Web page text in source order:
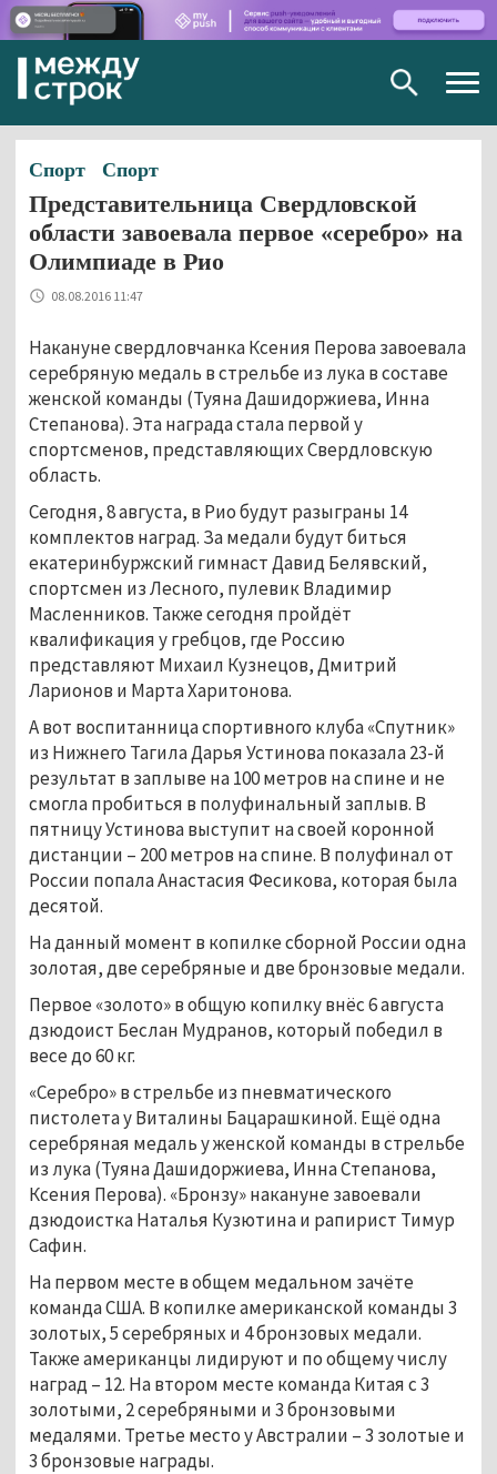
Спорт Спорт
Представительница Свердловской
области завоевала первое «серебро» на
Олимпиаде в Рио
08.08.2016 11:47
Накануне свердловчанка Ксения Перова завоевала
серебряную медаль в стрельбе из лука в составе
женской команды (Туяна Дашидоржиева, Инна
Степанова). Эта награда стала первой у
спортсменов, представляющих Свердловскую
область.
Сегодня, 8 августа, в Рио будут разыграны 14
комплектов наград. За медали будут биться
екатеринбуржский гимнаст Давид Белявский,
спортсмен из Лесного, пулевик Владимир
Масленников. Также сегодня пройдёт
квалификация у гребцов, где Россию
представляют Михаил Кузнецов, Дмитрий
Ларионов и Марта Харитонова.
А вот воспитанница спортивного клуба «Спутник»
из Нижнего Тагила Дарья Устинова показала 23-й
результат в заплыве на 100 метров на спине и не
смогла пробиться в полуфинальный заплыв. В
пятницу Устинова выступит на своей коронной
дистанции – 200 метров на спине. В полуфинал от
России попала Анастасия Фесикова, которая была
десятой.
На данный момент в копилке сборной России одна
золотая, две серебряные и две бронзовые медали.
Первое «золото» в общую копилку внёс 6 августа
дзюдоист Беслан Мудранов, который победил в
весе до 60 кг.
«Серебро» в стрельбе из пневматического
пистолета у Виталины Бацарашкиной. Ещё одна
серебряная медаль у женской команды в стрельбе
из лука (Туяна Дашидоржиева, Инна Степанова,
Ксения Перова). «Бронзу» накануне завоевали
дзюдоистка Наталья Кузютина и рапирист Тимур
Сафин.
На первом месте в общем медальном зачёте
команда США. В копилке американской команды 3
золотых, 5 серебряных и 4 бронзовых медали.
Также американцы лидируют и по общему числу
наград – 12. На втором месте команда Китая с 3
золотыми, 2 серебряными и 3 бронзовыми
медалями. Третье место у Австралии – 3 золотые и
3 бронзовые награды.